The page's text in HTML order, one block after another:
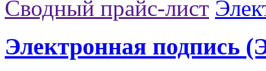
Сводный прайс-лист
Электронная подпись